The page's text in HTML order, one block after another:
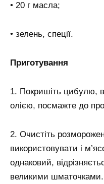
• 20 г масла;
• зелень, спеції.
Приготування
1. Покришіть цибулю,
олією, посмажте до
2. Очистіть
використовувати і
однаковий,
великими шматочками.